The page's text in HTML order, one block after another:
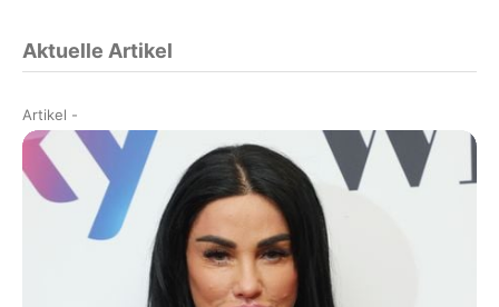
Aktuelle Artikel
Artikel -